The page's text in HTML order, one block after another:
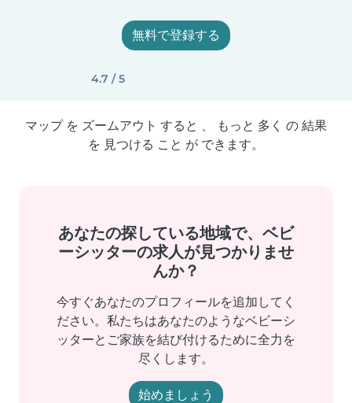
無料で登録する
4.7 / 5
マップ を ズームアウト すると 、 もっと 多く の 結果
を 見つける こと が できます。
あなたの探している地域で、ベビ
ーシッターの求人が見つかりませ
んか？
今すぐあなたのプロフィールを追加してく
ださい。私たちはあなたのようなベビーシ
ッターとご家族を結び付けるために全力を
尽くします。
始めましょう